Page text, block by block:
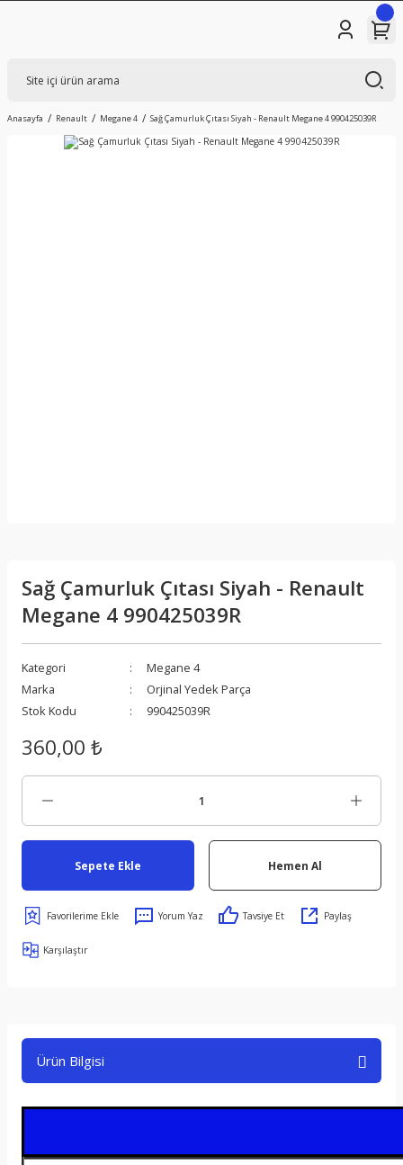
Anasayfa Renault Megane 4 Sağ Çamurluk Çıtası Siyah - Renault Megane 4 990425039R
Sağ Çamurluk Çıtası Siyah - Renault
Megane 4 990425039R
Kategori
Megane 4
Marka
Orjinal Yedek Parça
Stok Kodu
990425039R
360,00 ₺
Sepete Ekle Hemen Al
Yorum Yaz Tavsiye Et Paylaş
Karşılaştır
Ürün Bilgisi